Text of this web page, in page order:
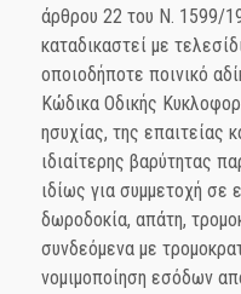
άρθρου 22 του Ν. 1599/
καταδικαστεί με
οποιοδήποτε ποινικό
Κώδικα Οδικής
ησυχίας, της επαιτείας
ιδιαίτερης βαρύτητας
ιδίως για συμμετοχή σε
δωροδοκία, απάτη,
συνδεόμενα με
νομιμοποίηση εσόδων